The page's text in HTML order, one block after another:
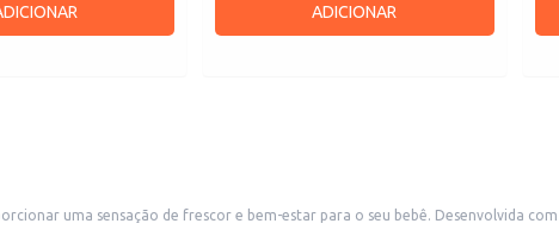
ADICIONAR
uma sensação de frescor e bem-estar para o seu bebê. Desenvolvida